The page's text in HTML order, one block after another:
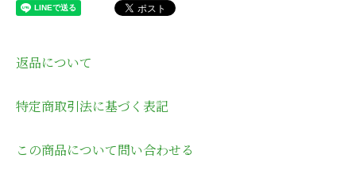
返品について
特定商取引法に基づく表記
この商品について問い合わせる